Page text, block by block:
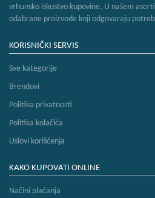
vrhunsko iskustvo kupovine. U našem
odabrane proizvode koji odgovaraju
KORISNIČKI SERVIS
Sve kategorije
Brendovi
Politika privatnosti
Politika kolačića
Uslovi korišćenja
KAKO KUPOVATI ONLINE
Načini plaćanja